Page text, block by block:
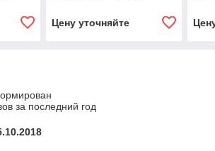
Цену уточняйте
за последний год